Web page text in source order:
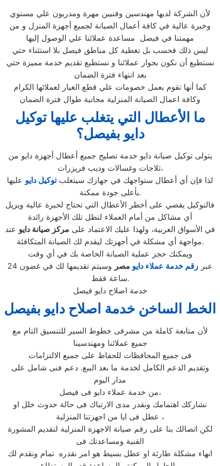
لأن الشركة لديها مهندسين وفنيين مهرة ومدربون علي مستوي
وخبرة عالية في كافة أعمال الصيانة لجميع أجهزة المنزل و من
مهمتنا في فيصل مساعدة عملائنا علي الوصول إليها
ليس ذلك فحسب بل تغطية كل مناطق فيصل بلا استثناء حتي
نستطيع أن نكون بجوار عملائنا و نستطيع تقديم خدمة مميزة حتي
بعد انتهاء فترة الضمان
كما أنها تقوم بعمل خصومات علي قطع الغيار لعملائها الكرام
وكافة اعمال الصيانة المنزلية مجانية طوال فترة الضمان
ما الأعطال التي يتغلب عليها توكيل
دايو بفيصل؟
يتولى توكيل صيانة دايو خدمة تصليح جميع أعطال أجهزة دايو من
ثلاجات وغسالات وديب فريزرات،
لذا فإن أي أعطال ستواجهك في جهازك سيتغلبتوكيل دايو عليها
بأعلى جودة ممكنة.
فالتوكيل يقضي على أخطر الأعطال التي تحتاج لخبرة عالية ويزيل
أي مشاكل من أمام العملاء لتظل تلك الأجهزة رائدة
في الأسواق العربية، ولهذا عليك الاعتماد على مركز صيانة دايو عند
مواجهة أي مشكلة في أجهزتك ليقدم لك الصيانة المتكافئة.
ويمكنك حجز عملية الصيانة الخاصة بك في أي وقت
عبر رقم خدمة عملاء دايو مصر
وسيتم تقديمها لك في غضون 24
ساعة فقط.
خدمة اصلاح دايو فيصل
الخط الساخن خدمة اصلاح دايو بفيصل
لأن متابعة كاملة من مشرفى خطوط السير للتنسيق التام مع
جميع عملائنا ومهندسينا
فى جميع المحافظات للحفاظ على جميع الالتزامات
وتقديم الدعم الكامل لخدمة ما بعد البيع. دعم فنى شامل على
مدار اليوم
من خدمة عملاء دايو فى فيصل،
نشاركك اهتمامك ونقدر مدى الارتباك فى حالة حدوث خلل او
عطل فى ايا من اجهزتنا المنزلية ،
لكن اتصالك بنا على رقم صيانة الاجهزة المنزلية لتقديم المشورة
القنية ومساعدتك فى
انهاء مشكلة طارئة او عطل بسيط هو امر نقدره تمام ونقدم لك